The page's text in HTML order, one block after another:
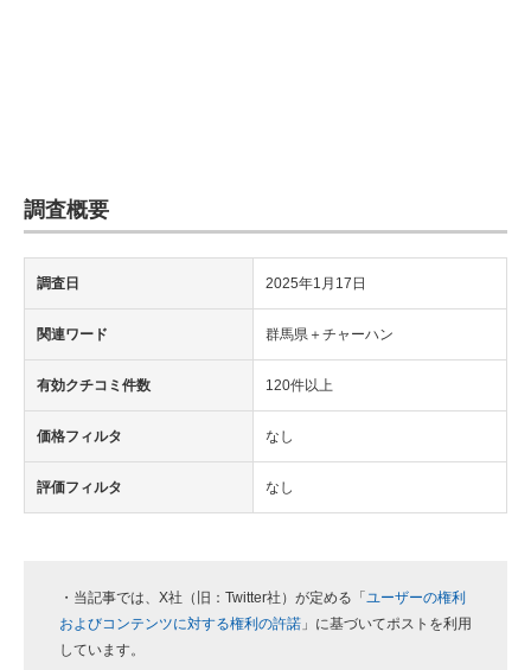
建設×テクノロジーの最前線
ちょっと気になるネットの話題
調査概要
調査日 2025年1月17日
関連ワード 群馬県＋チャーハン
有効クチコミ件数 120件以上
価格フィルタ なし
評価フィルタ なし
・当記事では、X社（旧：Twitter社）が定める「 ユーザーの権利
およびコンテンツに対する権利の許諾 」に基づいてポストを利用
しています。